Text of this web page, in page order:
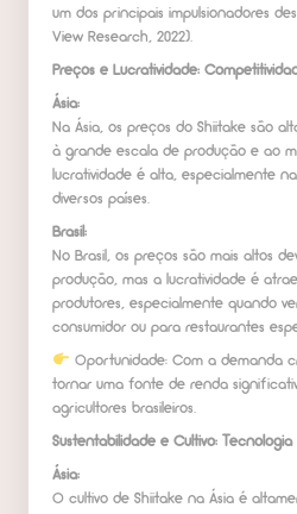
um dos principais impulsionadores
View Research, 2022).
Preços e Lucratividade:
Ásia:
Na Ásia, os preços do Shiitake são
à grande escala de produção e ao
lucratividade é alta, especialmente
diversos países.
Brasil:
No Brasil, os preços são mais altos
produção, mas a lucratividade é
produtores, especialmente quando
consumidor ou para restaurantes
Oportunidade: Com a demanda
tornar uma fonte de renda
agricultores brasileiros.
Sustentabilidade e Cultivo: Tecnologia
Ásia:
O cultivo de Shiitake na Ásia é